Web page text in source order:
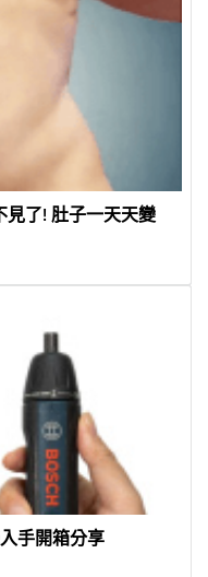
見了! 肚子一天天變
手開箱分享